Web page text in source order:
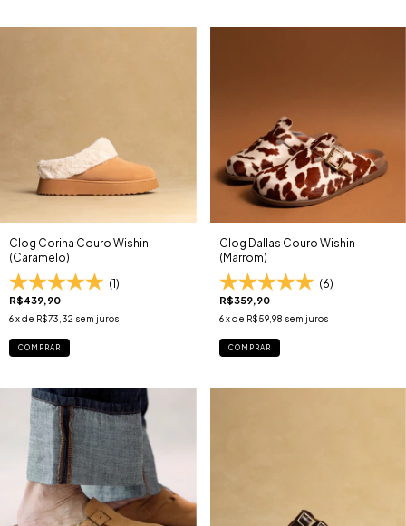
Clog Corina Couro Wishin
(Caramelo)
(1)
R$439,90
6x de R$73,32 sem juros
COMPRAR
Clog Dallas Couro Wishin
(Marrom)
(6)
R$359,90
6 x de R$59,98 sem juros
COMPRAR